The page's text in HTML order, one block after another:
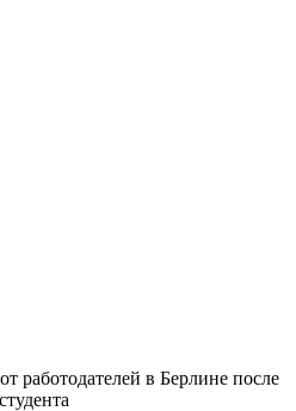
работодателей в Берлине после